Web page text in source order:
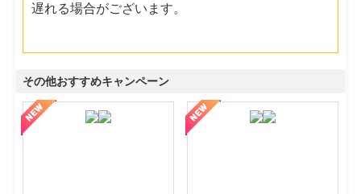
遅れる場合がございます。
その他おすすめキャンペーン